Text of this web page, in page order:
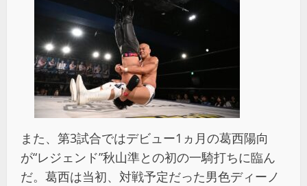
また、第3試合ではデビュー1ヵ月の葛西陽向
が“レジェンド”秋山準との初の一騎打ちに臨ん
だ。葛西は当初、対戦予定だった男色ディーノ